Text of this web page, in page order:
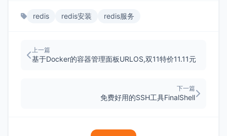
redis redis安装 redis服务
上一篇
基于Docker的容器管理面板URLOS,双11特价11.11元
下一篇
免费好用的SSH工具FinalShell